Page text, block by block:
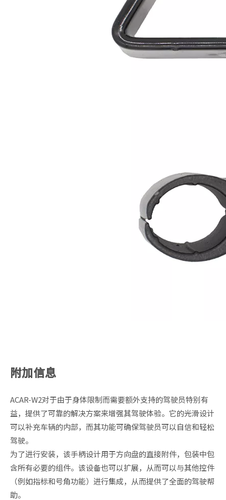
附加信息
ACAR-W2对于由于身体限制而需要额外支持的驾驶员特别有
益，提供了可靠的解决方案来增强其驾驶体验。它的光滑设计
可以补充车辆的内部，而其功能可确保驾驶员可以自信和轻松
驾驶。
为了进行安装，该手柄设计用于方向盘的直接附件，包装中包
含所有必要的组件。该设备也可以扩展，从而可以与其他控件
（例如指标和号角功能）进行集成，从而提供了全面的驾驶帮
助。